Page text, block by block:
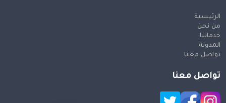
الرئيسية
من نحن
خدماتنا
المدونة
تواصل معنا
تواصل معنا